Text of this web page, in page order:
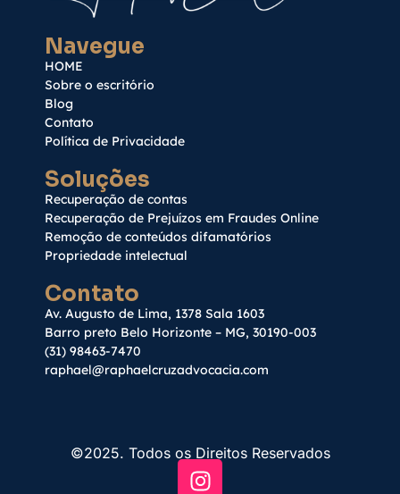
Navegue
HOME
Sobre o escritório
Blog
Contato
Política de Privacidade
Soluções
Recuperação de contas
Recuperação de Prejuízos em Fraudes Online
Remoção de conteúdos difamatórios
Propriedade intelectual
Contato
Av. Augusto de Lima, 1378 Sala 1603
Barro preto Belo Horizonte – MG, 30190-003
(31) 98463-7470
raphael@raphaelcruzadvocacia.com
©2025. Todos os Direitos Reservados